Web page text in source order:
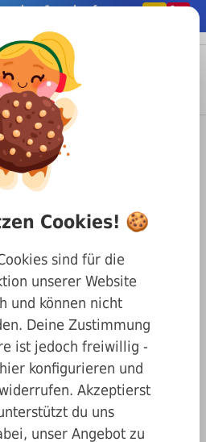
& co. kaufen
Anmelden
Schrauben
ähnl. DIN 7981
DIN
A2 4,2 x
Cookies! 🍪
sind für die
unserer Website
und können nicht
Deine Zustimmung
ist jedoch freiwillig -
konfigurieren und
Akzeptierst
du uns
unser Angebot zu